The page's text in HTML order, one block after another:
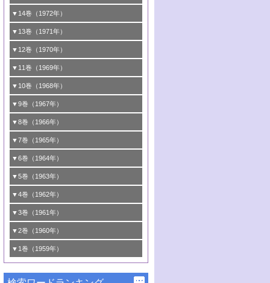
2号 <<通常号>>
3号 <<通常号>>
4号 第35回触媒討論会
6号 シンポジウムエネルギー・資源・環境
1号 第32回触媒討論会
2号 <<通常号>>
3号 触媒反応工学
4号 第33回触媒討論会
6号 環境問題
▼14巻（1972年）
1号 第30回触媒討論会
2号 新しい触媒とプロセス
3号 酵素触媒反応
4号 第31回触媒討論会
6号 <<通常号>>
▼13巻（1971年）
1号 第28回触媒討論会
2号 触媒研究法各論
3号 有機合成における錯体触媒
4号 第29回触媒討論会
6号 有機合成における錯体触媒
▼12巻（1970年）
1号 第26回触媒討論会
2号 触媒研究法
3号 <<通常号>>
4号 第27回触媒討論会
6号 <<通常号>>
▼11巻（1969年）
1号 第24回触媒討論会
2号 <<通常号>>
3号 <<通常号>>
4号 第25回触媒討論会
機構
機構
▼10巻（1968年）
1号 <<通常号>>
2号 <<通常号>>
3号 <<通常号>>
4号 <<通常号>>
6号 第23回触媒討論会
▼9巻（1967年）
1号 <<通常号>>
2号 <<通常号>>
3号 <<通常号>>
4号 <<通常号>>
6号 第21回触媒討論会
▼8巻（1966年）
1号 <<通常号>>
2号 <<通常号>>
3号 第19回触媒討論会
4号 <<通常号>>
▼7巻（1965年）
1号 第16回触媒討論会
2号 <<通常号>>
3号 第17回触媒討論会
4号 <<通常号>>
6号 <<通常号>>
▼6巻（1964年）
1号 第14回触媒討論会
2号 錯体触媒シンポジウム
3号 <<通常号>>
4号 第15回触媒討論会
▼5巻（1963年）
1号 <<通常号>>
2号 <<通常号>>
3号 第13回触媒討論会
4号 <<通常号>>
▼4巻（1962年）
1号 第11回触媒討論会
2号 <<通常号>>
3号 <<通常号>>
4号 第12回触媒討論会
▼3巻（1961年）
1号 触媒表面の均一性，不均一性について
2号 第10回触媒討論会
3号 <<通常号>>
4号 <<通常号>>
▼2巻（1960年）
1号 <<通常号>>
2号 第9回触媒討論会
▼1巻（1959年）